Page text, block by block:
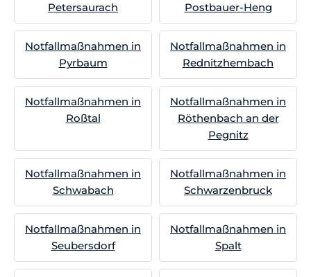
Petersaurach
Postbauer-Heng
Notfallmaßnahmen in
Pyrbaum
Notfallmaßnahmen in
Rednitzhembach
Notfallmaßnahmen in
Roßtal
Notfallmaßnahmen in
Röthenbach an der
Pegnitz
Notfallmaßnahmen in
Schwabach
Notfallmaßnahmen in
Schwarzenbruck
Notfallmaßnahmen in
Seubersdorf
Notfallmaßnahmen in
Spalt